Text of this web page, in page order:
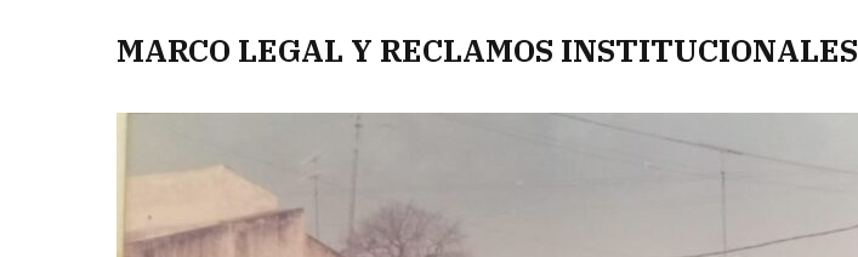
MARCO LEGAL Y RECLAMOS INSTITUCIONALES